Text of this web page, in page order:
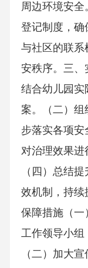
周边环境安
登记制度，确
与社区的联系
安秩序。三、
结合幼儿园实
案。（二）组
步落实各项安
对治理效果进
（四）总结
效机制，持续
保障措施（一
工作领导小组
（二）加大